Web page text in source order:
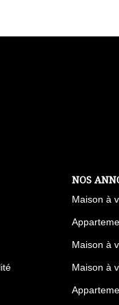
NOS
Maison à
Maison à
Maison à